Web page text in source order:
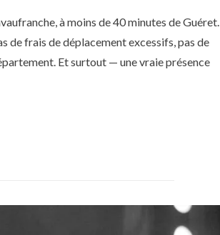
à moins de 40 minutes de Guéret.
de frais de déplacement excessifs, pas de
Et surtout — une vraie présence